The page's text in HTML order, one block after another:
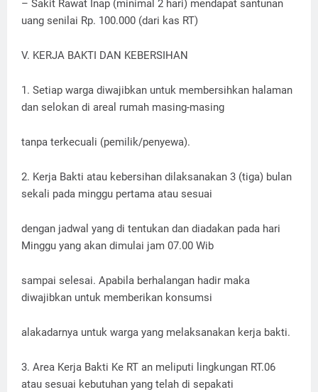
– Sakit Rawat Inap (minimal 2 hari) mendapat santunan
uang senilai Rp. 100.000 (dari kas RT)
V. KERJA BAKTI DAN KEBERSIHAN
1. Setiap warga diwajibkan untuk membersihkan halaman
dan selokan di areal rumah masing-masing
tanpa terkecuali (pemilik/penyewa).
2. Kerja Bakti atau kebersihan dilaksanakan 3 (tiga) bulan
sekali pada minggu pertama atau sesuai
dengan jadwal yang di tentukan dan diadakan pada hari
Minggu yang akan dimulai jam 07.00 Wib
sampai selesai. Apabila berhalangan hadir maka
diwajibkan untuk memberikan konsumsi
alakadarnya untuk warga yang melaksanakan kerja bakti.
3. Area Kerja Bakti Ke RT an meliputi lingkungan RT.06
atau sesuai kebutuhan yang telah di sepakati